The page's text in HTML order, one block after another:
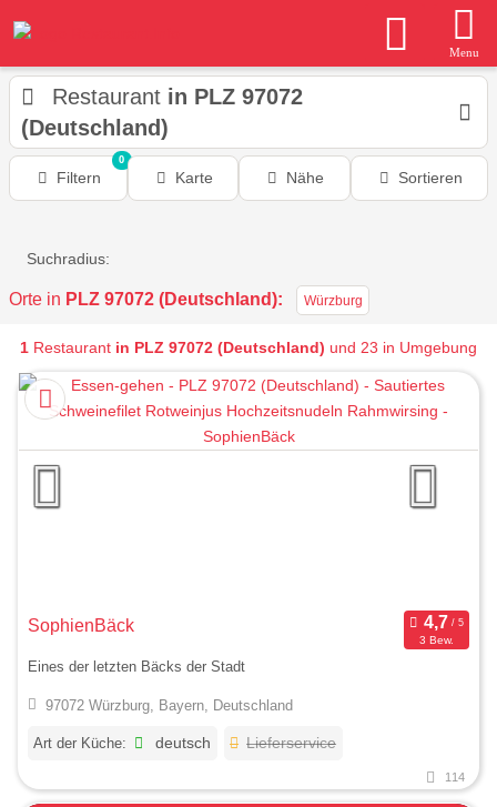
Menu
Restaurant in PLZ 97072
(Deutschland)
Filtern
0
Karte Nähe Sortieren
Suchradius:
Orte in PLZ 97072 (Deutschland): Würzburg
1 Restaurant in PLZ 97072 (Deutschland) und 23 in Umgebung
SophienBäck
3 Bew.
Eines der letzten Bäcks der Stadt
97072 Würzburg, Bayern, Deutschland
Art der Küche: deutsch Lieferservice
114